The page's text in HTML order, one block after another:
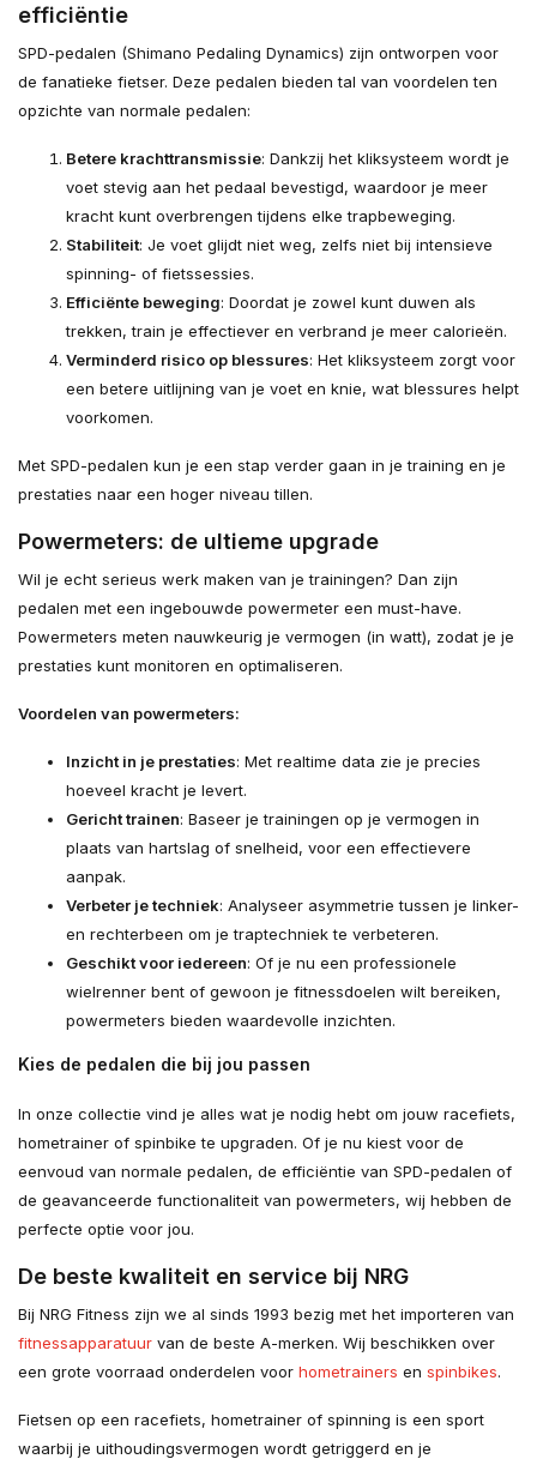
efficiëntie
SPD-pedalen (Shimano Pedaling Dynamics) zijn ontworpen voor
de fanatieke fietser. Deze pedalen bieden tal van voordelen ten
opzichte van normale pedalen:
Betere krachttransmissie: Dankzij het kliksysteem wordt je
voet stevig aan het pedaal bevestigd, waardoor je meer
kracht kunt overbrengen tijdens elke trapbeweging.
Stabiliteit: Je voet glijdt niet weg, zelfs niet bij intensieve
spinning- of fietssessies.
Efficiënte beweging: Doordat je zowel kunt duwen als
trekken, train je effectiever en verbrand je meer calorieën.
Verminderd risico op blessures: Het kliksysteem zorgt voor
een betere uitlijning van je voet en knie, wat blessures helpt
voorkomen.
Met SPD-pedalen kun je een stap verder gaan in je training en je
prestaties naar een hoger niveau tillen.
Powermeters: de ultieme upgrade
Wil je echt serieus werk maken van je trainingen? Dan zijn
pedalen met een ingebouwde powermeter een must-have.
Powermeters meten nauwkeurig je vermogen (in watt), zodat je je
prestaties kunt monitoren en optimaliseren.
Voordelen van powermeters:
Inzicht in je prestaties: Met realtime data zie je precies
hoeveel kracht je levert.
Gericht trainen: Baseer je trainingen op je vermogen in
plaats van hartslag of snelheid, voor een effectievere
aanpak.
Verbeter je techniek: Analyseer asymmetrie tussen je linker-
en rechterbeen om je traptechniek te verbeteren.
Geschikt voor iedereen: Of je nu een professionele
wielrenner bent of gewoon je fitnessdoelen wilt bereiken,
powermeters bieden waardevolle inzichten.
Kies de pedalen die bij jou passen
In onze collectie vind je alles wat je nodig hebt om jouw racefiets,
hometrainer of spinbike te upgraden. Of je nu kiest voor de
eenvoud van normale pedalen, de efficiëntie van SPD-pedalen of
de geavanceerde functionaliteit van powermeters, wij hebben de
perfecte optie voor jou.
De beste kwaliteit en service bij NRG
Bij NRG Fitness zijn we al sinds 1993 bezig met het importeren van
fitnessapparatuur van de beste A-merken. Wij beschikken over
een grote voorraad onderdelen voor hometrainers en spinbikes.
Fietsen op een racefiets, hometrainer of spinning is een sport
waarbij je uithoudingsvermogen wordt getriggerd en je